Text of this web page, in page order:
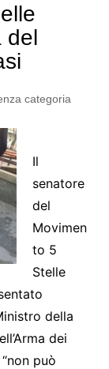
del
categoria
Il
senatore
del
Movimen
to 5
Stelle
della
dei
può